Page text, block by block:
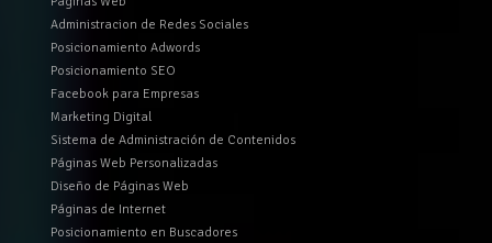
Administracion de Redes Sociales
Posicionamiento Adwords
Posicionamiento SEO
Facebook para Empresas
Marketing Digital
Sistema de Administración de Contenidos
Páginas Web Personalizadas
Diseño de Páginas Web
Páginas de Internet
Posicionamiento en Buscadores